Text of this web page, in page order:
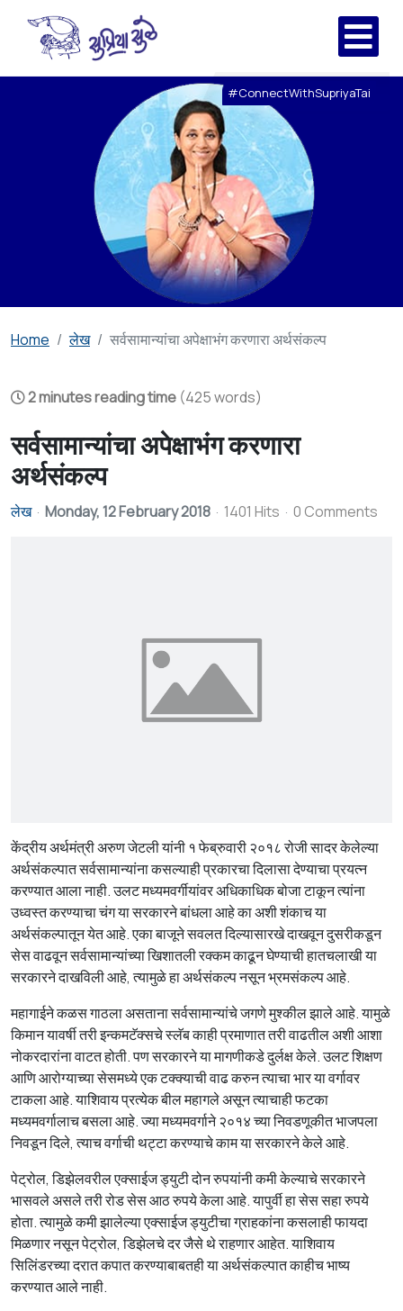
#ConnectWithSupriyaTai
Home लेख सर्वसामान्यांचा अपेक्षाभंग करणारा अर्थसंकल्प
2 minutes reading time (425 words)
सर्वसामान्यांचा अपेक्षाभंग करणारा
अर्थसंकल्प
लेख Monday, 12 February 2018 1401 Hits 0 Comments
केंद्रीय अर्थमंत्री अरुण जेटली यांनी १ फेब्रुवारी २०१८ रोजी सादर केलेल्या
अर्थसंकल्पात सर्वसामान्यांना कसल्याही प्रकारचा दिलासा देण्याचा प्रयत्न
करण्यात आला नाही. उलट मध्यमवर्गीयांवर अधिकाधिक बोजा टाकून त्यांना
उध्वस्त करण्याचा चंग या सरकारने बांधला आहे का अशी शंकाच या
अर्थसंकल्पातून येत आहे. एका बाजूने सवलत दिल्यासारखे दाखवून दुसरीकडून
सेस वाढवून सर्वसामान्यांच्या खिशातली रक्कम काढून घेण्याची हातचलाखी या
सरकारने दाखविली आहे, त्यामुळे हा अर्थसंकल्प नसून भ्रमसंकल्प आहे.
महागाईने कळस गाठला असताना सर्वसामान्यांचे जगणे मुश्कील झाले आहे. यामुळे
किमान यावर्षी तरी इन्कमटॅक्सचे स्लॅब काही प्रमाणात तरी वाढतील अशी आशा
नोकरदारांना वाटत होती. पण सरकारने या मागणीकडे दुर्लक्ष केले. उलट शिक्षण
आणि आरोग्याच्या सेसमध्ये एक टक्क्याची वाढ करुन त्याचा भार या वर्गावर
टाकला आहे. याशिवाय प्रत्येक बील महागले असून त्याचाही फटका
मध्यमवर्गालाच बसला आहे. ज्या मध्यमवर्गाने २०१४ च्या निवडणूकीत भाजपला
निवडून दिले, त्याच वर्गाची थट्टा करण्याचे काम या सरकारने केले आहे.
पेट्रोल, डिझेलवरील एक्साईज ड्युटी दोन रुपयांनी कमी केल्याचे सरकारने
भासवले असले तरी रोड सेस आठ रुपये केला आहे. यापुर्वी हा सेस सहा रुपये
होता. त्यामुळे कमी झालेल्या एक्साईज ड्युटीचा ग्राहकांना कसलाही फायदा
मिळणार नसून पेट्रोल, डिझेलचे दर जैसे थे राहणार आहेत. याशिवाय
सिलिंडरच्या दरात कपात करण्याबाबतही या अर्थसंकल्पात काहीच भाष्य
करण्यात आले नाही.